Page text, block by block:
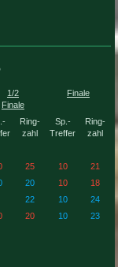
1/2
Finale
Finale
Ring-
zahl
Sp.-
Treffer
Ring-
zahl
25 10
21
20 10
18
22 10
24
20 10 23